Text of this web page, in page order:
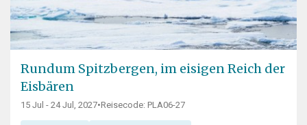
Rundum Spitzbergen, im eisigen Reich der
Eisbären
15 Jul - 24 Jul, 2027•Reisecode: PLA06-27